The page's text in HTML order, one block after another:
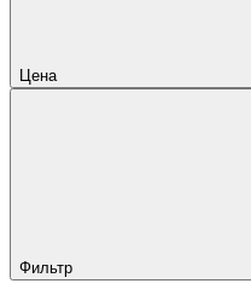
Цена
Фильтр